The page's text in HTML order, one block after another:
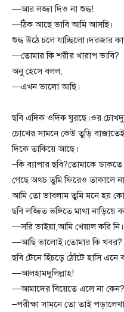
—আর লজ্জা দিও না শুদ্ধ!
—ঠিক আছে ভাবি আমি আসছি।
শুদ্ধ উঠে চলে যাচ্ছিলো।দরজার
—তোমার কি শরীর খারাপ ভাবি?
অনু হেসে বলল,
—এখন ভালো আছি।
ছবি এদিক ওদিক ঘুরছে।ওর
চোখের সামনে কেউ তুড়ি
দিকে তাকিয়ে আছে।
–কি ব্যাপার ছবি?তোমাকে
গেছে অথচ তুমি ফিরেও তাকালে
আমি তো ভাবলাম তুমি মনে হয়
ছবি লজ্জিত ভঙ্গিতে মাথা নাড়িয়ে
—সরি ভাইয়া,আমি খেয়াল করি
—আছি ভালোই।তোমার কি খবর?
ছবি টেনে হিঁচড়ে ঠোঁটে হাসি এনে
—আলহামদুলিল্লাহ!
—আমাদের বিয়েতে এলে না কেন?
–পরীক্ষা সামনে তো তাই পড়ালেখা